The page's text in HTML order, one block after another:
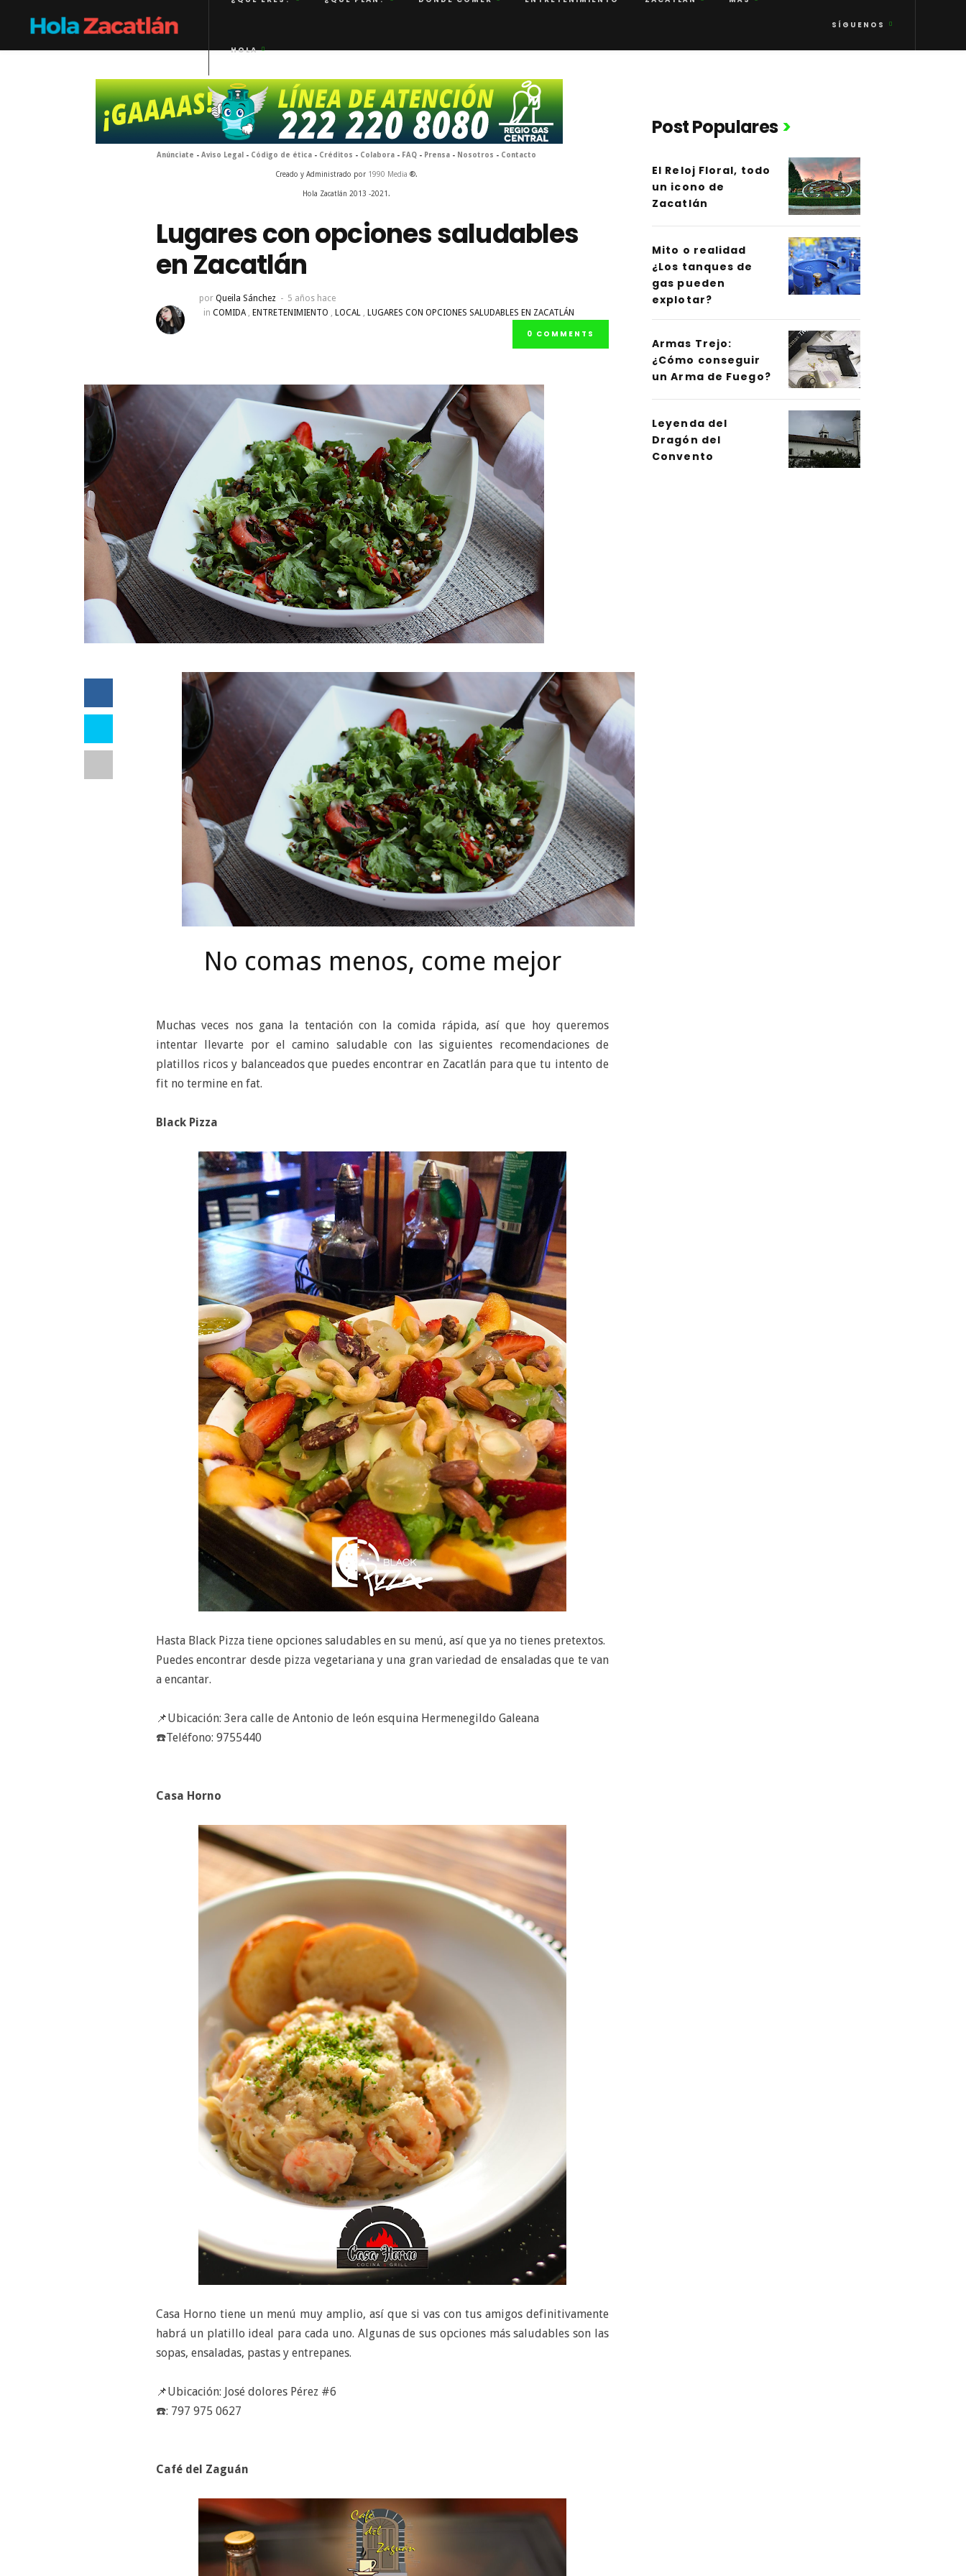
HOLA
SÍGUENOS
Anúnciate - Aviso Legal - Código de ética - Créditos - Colabora - FAQ - Prensa - Nosotros - Contacto
Creado y Administrado por 1990 Media ®.
Hola Zacatlán 2013 -2021.
Lugares con opciones saludables
en Zacatlán
por Queila Sánchez
5 años hace
in COMIDA, ENTRETENIMIENTO , LOCAL , LUGARES CON OPCIONES SALUDABLES EN ZACATLÁN
0 COMMENTS
No comas menos, come mejor
Muchas veces nos gana la tentación con la comida rápida, así que hoy queremos
intentar llevarte por el camino saludable con las siguientes recomendaciones de
platillos ricos y balanceados que puedes encontrar en Zacatlán para que tu intento de
fit no termine en fat.
Black Pizza
Hasta Black Pizza tiene opciones saludables en su menú, así que ya no tienes pretextos.
Puedes encontrar desde pizza vegetariana y una gran variedad de ensaladas que te van
a encantar.
📌Ubicación: 3era calle de Antonio de león esquina Hermenegildo Galeana
☎️Teléfono: 9755440
Casa Horno
Casa Horno tiene un menú muy amplio, así que si vas con tus amigos definitivamente
habrá un platillo ideal para cada uno. Algunas de sus opciones más saludables son las
sopas, ensaladas, pastas y entrepanes.
📌Ubicación: José dolores Pérez #6
☎️: 797 975 0627
Café del Zaguán
Post Populares
El Reloj Floral, todo
un icono de
Zacatlán
Mito o realidad
¿Los tanques de
gas pueden
explotar?
Armas Trejo:
¿Cómo conseguir
un Arma de Fuego?
Leyenda del
Dragón del
Convento